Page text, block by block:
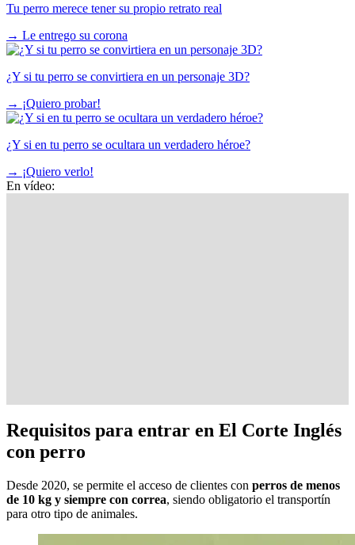
Tu perro merece tener su propio retrato real
→ Le entrego su corona
¿Y si tu perro se convirtiera en un personaje 3D?
→ ¡Quiero probar!
¿Y si en tu perro se ocultara un verdadero héroe?
→ ¡Quiero verlo!
En vídeo:
Requisitos para entrar en El Corte Inglés
con perro
Desde 2020, se permite el acceso de clientes con perros de menos
de 10 kg y siempre con correa, siendo obligatorio el transportín
para otro tipo de animales.